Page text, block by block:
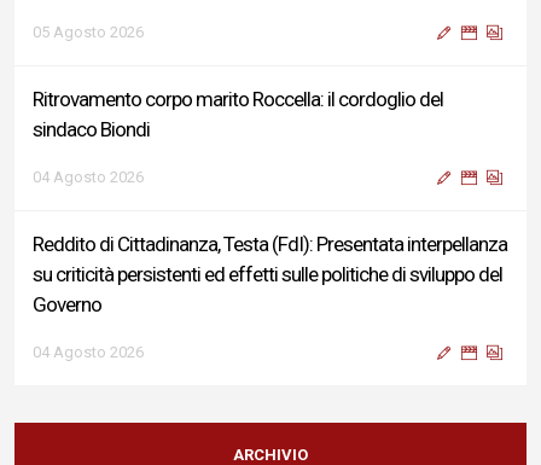
05 Agosto 2026
Ritrovamento corpo marito Roccella: il cordoglio del
sindaco Biondi
04 Agosto 2026
Reddito di Cittadinanza, Testa (FdI): Presentata interpellanza
su criticità persistenti ed effetti sulle politiche di sviluppo del
Governo
04 Agosto 2026
Sigismondi, Liris e Testa: “Profondo cordoglio e vicinanza al
Ministro Roccella e alla sua famiglia”
ARCHIVIO